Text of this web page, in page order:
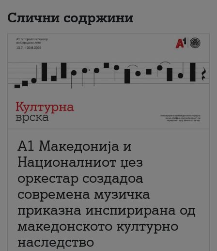
Слични содржини
А1 Македонија и
Националниот џез
оркестар создадоа
современа музичка
приказна инспирирана од
македонското културно
наследство